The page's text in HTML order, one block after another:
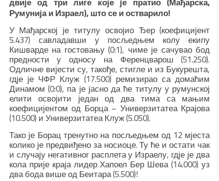
Румунија и Израел), што се и остварило!
У Мађарској је титулу освојио Ђер (коефицијент
5.437) савладавши у посљедњем колу екипу
Кишварде на гостовању (0:1), чиме је сачувао бод
предности у односу на Ференцварош (51.250).
Одличне вијести су, такође, стигле и из Букурешта,
гдје је ЧФР Клуж (17.500) ремизирао са домаћим
Динамом (0:0), па је јасно да ће титулу у румунској
елити освојити један од два тима са мањим
коефицијентом од Борца – Универзитатеа Крајова
(10.500) и Универзитатеа Клуж (5.050).
Тако је Борац тренутно на посљедњем од 12 мјеста
колико је предвиђено за носиоце. Ту ће и остати чак
и случају негативног расплета у Израелу, гдје је два
кола прије краја лидер Хапоел Бер Шева (14.000) уз
два бода више од Беитара (5.500)!